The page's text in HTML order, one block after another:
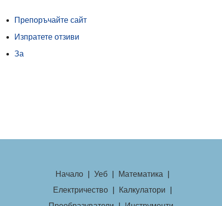
Препоръчайте сайт
Изпратете отзиви
За
Начало Уеб Математика
Електричество
Калкулатори